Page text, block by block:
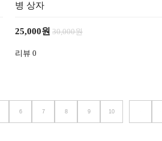
병 상자
25,000원 30,000원
리뷰 0
6 7 8 9 10